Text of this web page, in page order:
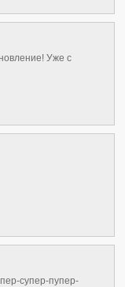
Уже с
супер-пупер-